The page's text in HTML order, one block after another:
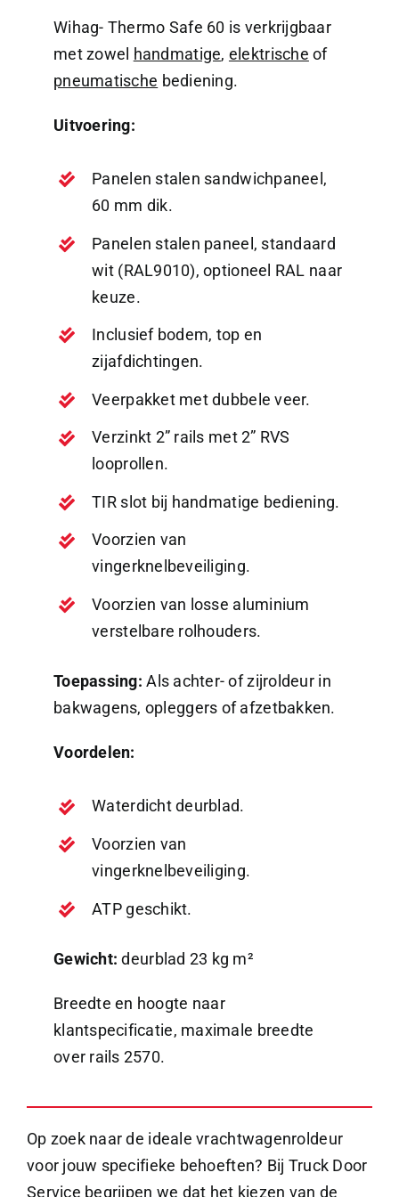
Wihag- Thermo Safe 60 is verkrijgbaar
met zowel handmatige, elektrische of
pneumatische bediening.
Uitvoering:
Panelen stalen sandwichpaneel,
60 mm dik.
Panelen stalen paneel, standaard
wit (RAL9010), optioneel RAL naar
keuze.
Inclusief bodem, top en
zijafdichtingen.
Veerpakket met dubbele veer.
Verzinkt 2” rails met 2” RVS
looprollen.
TIR slot bij handmatige bediening.
Voorzien van
vingerknelbeveiliging.
Voorzien van losse aluminium
verstelbare rolhouders.
Toepassing:Als achter- of zijroldeur in
bakwagens, opleggers of afzetbakken.
Voordelen:
Waterdicht deurblad.
Voorzien van
vingerknelbeveiliging.
ATP geschikt.
Gewicht:deurblad 23 kg m²
Breedte en hoogte naar
klantspecificatie, maximale breedte
over rails 2570.
Op zoek naar de ideale vrachtwagenroldeur
voor jouw specifieke behoeften? Bij Truck Door
Service begrijpen we dat het kiezen van de